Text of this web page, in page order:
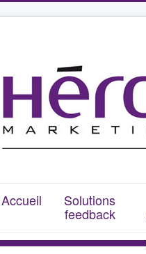
Accueil Solutions
feedback